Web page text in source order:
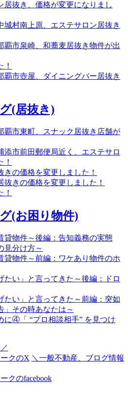
居抜き、価格が変更になりまし
城村南上原、エステサロン居抜き
覇市泉崎、和蕎麦居抜き物件が出
覇市壺屋、ダイニングバー居抜き
(居抜き)
覇市東町、スナック居抜き店舗が
添市前田郵便局近く、エステサロ
！
きの価格を変更しました！
抜きの価格を変更しました！
(お困り物件)
貸物件～後編：告知義務の実態
見分け方～
貸物件～前編：ワケあり物件のホ
たい」と言ってきた～後編：ドロ
たい」と言ってきた～前編：突如
」その時あなたは～
に④「 “プロ相談相手” を見つけ
＼一般不動産、ブログ情報